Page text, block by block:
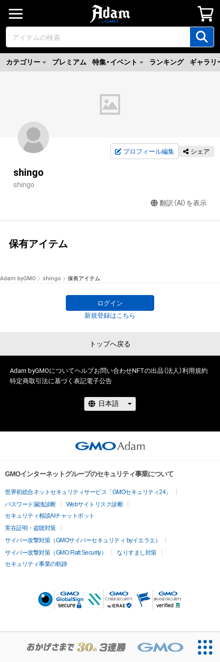
カテゴリー プレミアム 特集・イベント ランキング ギャラリ
プロフィール編集 シェア
shingo
shingo
翻訳（AI）を表示
保有アイテム
Adam byGMO shingo 保有アイテム
ログイン
新規登録はこちら
トップへ戻る
Adam byGMOについてヘルプお問い合わせNFTの出品（法人）利用規約
特定商取引法に基づく表記電子公告
GMOインターネットグループのセキュリティ事業について
世界初総合ネットセキュリティサービス「GMOセキュリティ24」
パスワード漏洩診断
Webサイトリスク診断
セキュリティ相談AIチャットボット
実在証明・盗聴対策
サイバー攻撃対策（GMOサイバーセキュリティ byイエラエ）
サイバー攻撃対策（GMO Flatt Security）
なりすまし対策
セキュリティ事業の軌跡